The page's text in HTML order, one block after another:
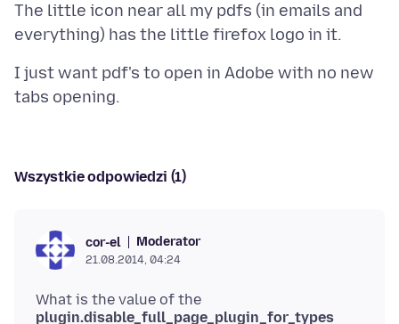
The little icon near all my pdfs (in emails and
I just want pdf's to open in Adobe with no new
Wszystkie odpowiedzi (1)
cor-el Moderator
21.08.2014, 04:24
What is the value of the
plugin.disable_full_page_plugin_for_types